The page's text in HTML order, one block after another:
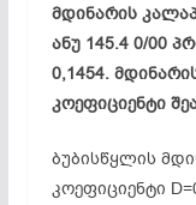
მდინარის
ანუ 145.4 0/00
0,1454.
კოეფიციენტი
ბუბისწყლის
კოეფიციენტი